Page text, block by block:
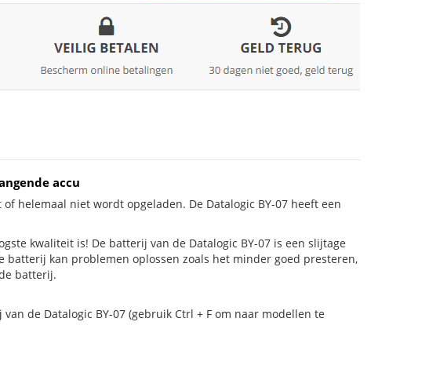
accu
helemaal niet wordt opgeladen. De Datalogic BY-07 heeft een
kwaliteit is! De batterij van de Datalogic BY-07 is een slijtage
kan problemen oplossen zoals het minder goed presteren,
batterij.
de Datalogic BY-07 (gebruik Ctrl + F om naar modellen te